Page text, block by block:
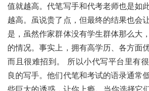
值就越高。代笔写手和代考老师也是如
越高。虽说贵了点，但最终的结果也会
是，虽然作家群体没有学生群体那么大
的情况。事实上，拥有高学历、各方面
而且很难招到。 所以小代写平台里有
良的写手。他们代笔和考试的语录通常
些巨大的诱惑，让你上瘾。当你选择它